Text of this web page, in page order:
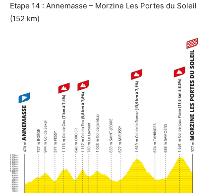
Etape 14 : Annemasse – Morzine Les Portes du Soleil
(152 km)